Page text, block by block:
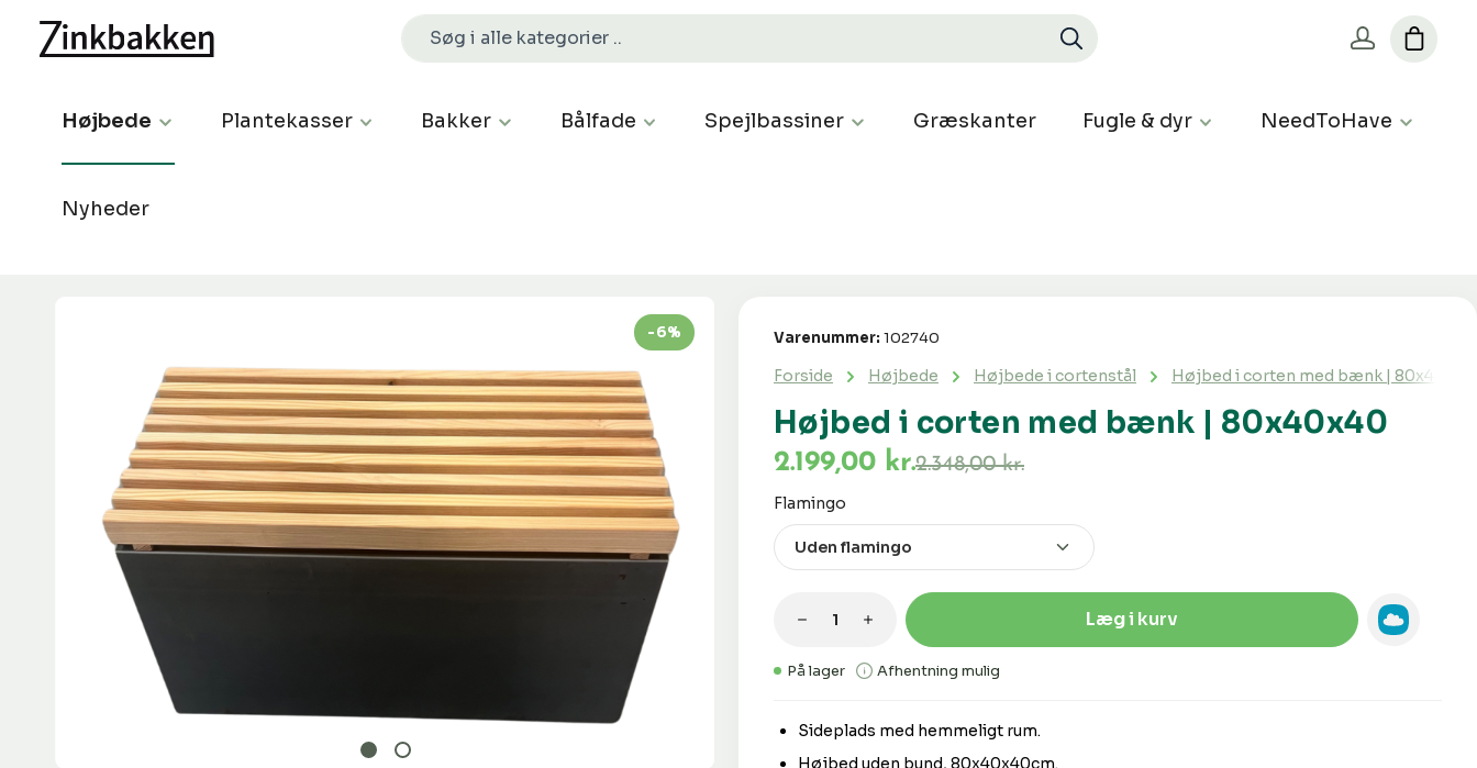
Højbede Plantekasser Bakker Bålfade Spejlbassiner Græskanter Fugle & dyr NeedToHave
Nyheder
-6%
Højbed i corten med bænk | 80x40x40
Forside Højbede Højbede i cortenstål Højbed i corten med bænk | 80x40x40
Varenummer: 102740
Sideplads med hemmeligt rum.
Højbed uden bund, 80x40x40cm.
2.199,00 kr.2.348,00 kr.
På lager Afhentning mulig
Vælg
Flamingo
Produktmængde: Indtast den ønskede mængde,
Læg i kurv